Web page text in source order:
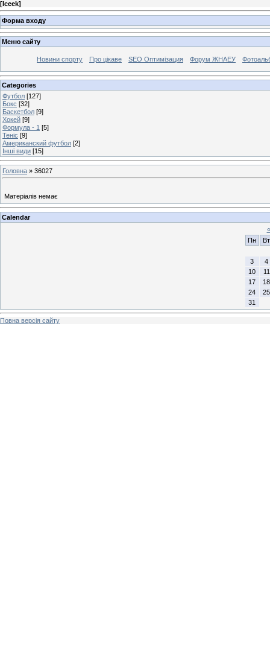
[Iceek]
Форма входу
Меню сайту
Новини спорту Про цікаве SEO Оптимізация Форум ЖНАЕУ
Categories
Футбол [127]
Бокс [32]
Баскетбол [9]
Хокей [9]
Формула - 1 [5]
Теніс [9]
Американский футбол [2]
Інші види [15]
Головна » 36027
Матеріалів немає
Calendar
«
Пн
Вт
3
4
10
11
17
18
24
25
31
Повна версія сайту